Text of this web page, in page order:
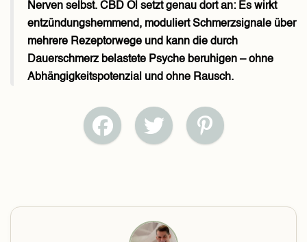
Nerven selbst. CBD Öl setzt genau dort an: Es wirkt
entzündungshemmend, moduliert Schmerzsignale über
mehrere Rezeptorwege und kann die durch
Dauerschmerz belastete Psyche beruhigen – ohne
Abhängigkeitspotenzial und ohne Rausch.